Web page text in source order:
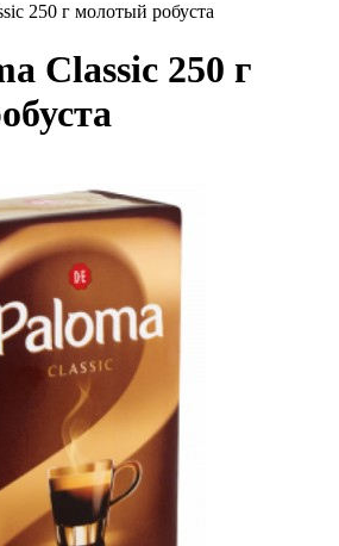
250 г молотый робуста
Classic 250 г